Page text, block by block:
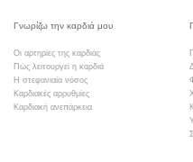
Γνωρίζω την καρδιά μου
Οι αρτηρίες της καρδιάς
Πώς λειτουργεί η καρδιά
Η στεφανιαία νόσος
Καρδιακές αρρυθμίες
Καρδιακή ανεπάρκεια